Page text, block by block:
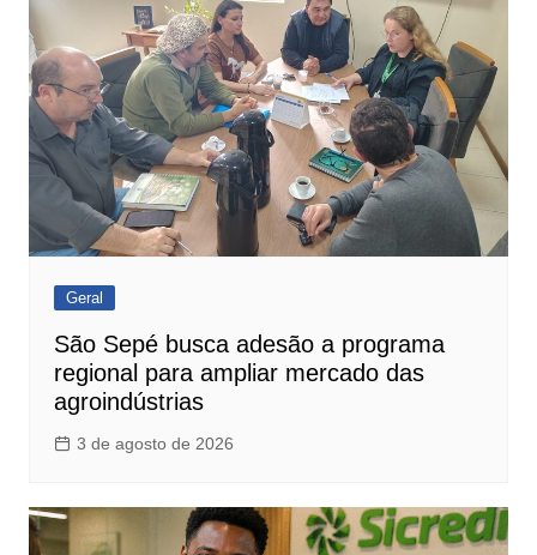
Geral
São Sepé busca adesão a programa
regional para ampliar mercado das
agroindústrias
3 de agosto de 2026